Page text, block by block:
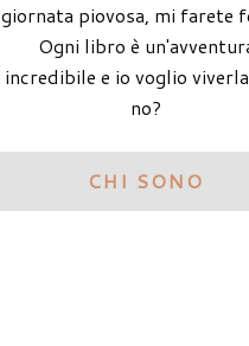
giornata piovosa, mi farete
Ogni libro è
incredibile e io voglio
no?
CHI SONO